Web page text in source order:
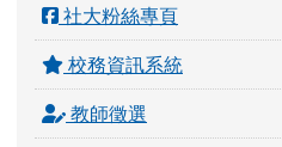
社大粉絲專頁
校務資訊系統
教師徵選